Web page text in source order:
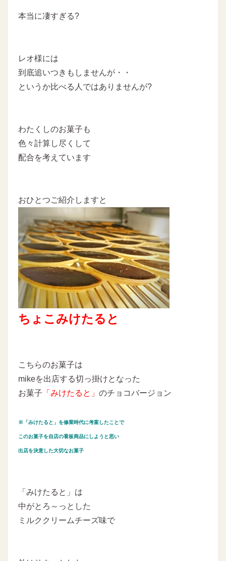
本当に凄すぎる?
レオ様には
到底追いつきもしませんが・・
というか比べる人ではありませんが?
わたくしのお菓子も
色々計算し尽くして
配合を考えています
おひとつご紹介しますと
ちょこみけたると
こちらのお菓子は
mikeを出店する切っ掛けとなった
お菓子 「みけたると」 のチョコバージョン
※「みけたると」を修業時代に考案したことで
このお菓子を自店の看板商品にしようと思い
出店を決意した大切なお菓子
「みけたると」は
中がとろ～っとした
ミルククリームチーズ味で